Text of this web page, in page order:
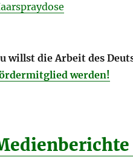
willst die Arbeit des
werden!